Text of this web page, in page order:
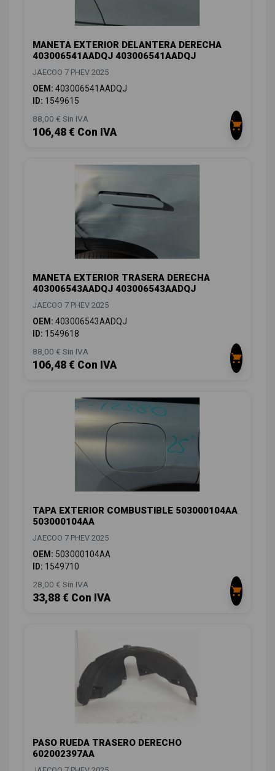
MANETA EXTERIOR DELANTERA DERECHA
403006541AADQJ 403006541AADQJ
JAECOO 7 PHEV 2025
OEM: 403006541AADQJ
ID: 1549615
88,00 € Sin IVA
106,48 € Con IVA
MANETA EXTERIOR TRASERA DERECHA
403006543AADQJ 403006543AADQJ
JAECOO 7 PHEV 2025
OEM: 403006543AADQJ
ID: 1549618
88,00 € Sin IVA
106,48 € Con IVA
TAPA EXTERIOR COMBUSTIBLE 503000104AA
503000104AA
JAECOO 7 PHEV 2025
OEM: 503000104AA
ID: 1549710
28,00 € Sin IVA
33,88 € Con IVA
PASO RUEDA TRASERO DERECHO
602002397AA